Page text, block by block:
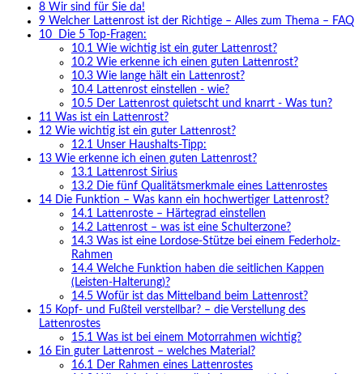
8 Wir sind für Sie da!
9 Welcher Lattenrost ist der Richtige – Alles zum Thema – FAQ
10 Die 5 Top-Fragen:
10.1 Wie wichtig ist ein guter Lattenrost?
10.2 Wie erkenne ich einen guten Lattenrost?
10.3 Wie lange hält ein Lattenrost?
10.4 Lattenrost einstellen - wie?
10.5 Der Lattenrost quietscht und knarrt - Was tun?
11 Was ist ein Lattenrost?
12 Wie wichtig ist ein guter Lattenrost?
12.1
Unser Haushalts-Tipp:
13 Wie erkenne ich einen guten Lattenrost?
13.1
Lattenrost Sirius
13.2 Die fünf Qualitätsmerkmale eines Lattenrostes
14 Die Funktion – Was kann ein hochwertiger Lattenrost?
14.1
Lattenroste – Härtegrad einstellen
14.2 Lattenrost – was ist eine Schulterzone?
14.3 Was ist eine Lordose-Stütze bei einem Federholz-
Rahmen
14.4 Welche Funktion haben die seitlichen Kappen
(Leisten-Halterung)?
14.5 Wofür ist das Mittelband beim Lattenrost?
15 Kopf- und Fußteil verstellbar? – die Verstellung des
Lattenrostes
15.1 Was ist bei einem Motorrahmen wichtig?
16 Ein guter Lattenrost – welches Material?
16.1
Der Rahmen eines Lattenrostes